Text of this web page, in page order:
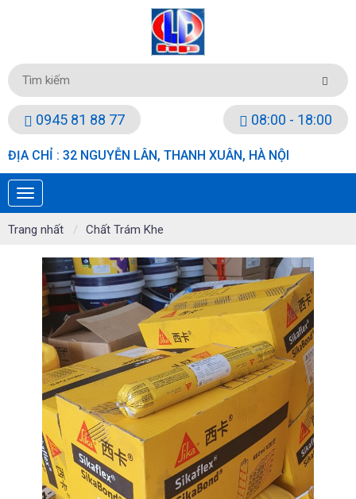
0945 81 88 77 08:00 - 18:00
ĐỊA CHỈ : 32 NGUYỄN LÂN, THANH XUÂN, HÀ NỘI
Trang nhất Chất Trám Khe